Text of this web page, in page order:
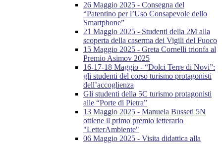
26 Maggio 2025 - Consegna del
“Patentino per l’Uso Consapevole dello
Smartphone”
21 Maggio 2025 - Studenti della 2M alla
scoperta della caserma dei Vigili del Fuoco
15 Maggio 2025 - Greta Cornelli trionfa al
Premio Asimov 2025
16-17-18 Maggio - “Dolci Terre di Novi”:
gli studenti del corso turismo protagonisti
dell’accoglienza
Gli studenti della 5C turismo protagonisti
alle “Porte di Pietra”
13 Maggio 2025 - Manuela Busseti 5N
ottiene il primo premio letterario
"LetterAmbiente"
06 Maggio 2025 - Visita didattica alla